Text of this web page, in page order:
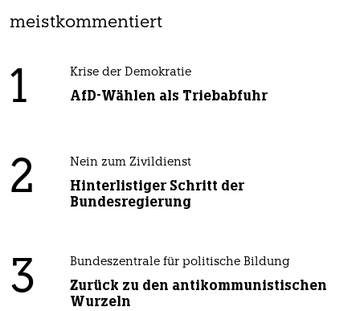
meistkommentiert
1 Krise der Demokratie
AfD-Wählen als Triebabfuhr
2 Nein zum Zivildienst
Hinterlistiger Schritt der
Bundesregierung
3 Bundeszentrale für politische Bildung
Zurück zu den antikommunistischen
Wurzeln